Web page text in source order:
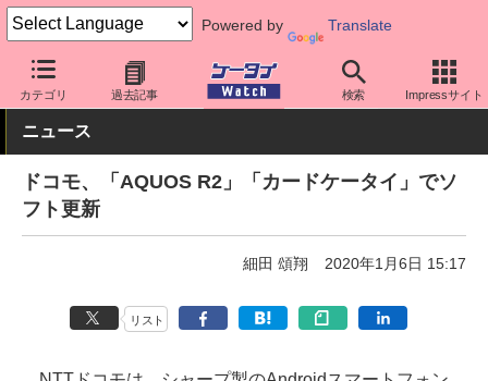
Powered by Translate
カテゴリ 過去記事 検索 Impressサイト
ケータイ Watch キャリア ドコモ ソフト更新
ニュース
ドコモ、「AQUOS R2」「カードケータイ」でソ
フト更新
細田 頌翔 2020年1月6日 15:17
リスト